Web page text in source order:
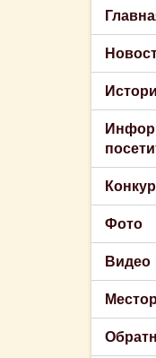
Фото
Видео